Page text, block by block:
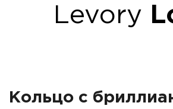
Levory
Кольцо с